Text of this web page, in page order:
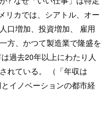
リカでは、シアトル、オー
口増加、投資増加、 雇用
方、かつて製造業で隆盛を
過去20年以上にわたり人
れている。 （「年収は
イノベーションの都市経